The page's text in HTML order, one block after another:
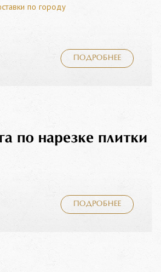
по городу
ПОДРОБНЕЕ
по нарезке плитки
ПОДРОБНЕЕ